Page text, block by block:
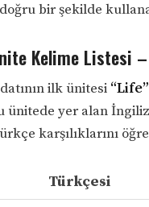
bir şekilde
Kelime Listesi
ilk ünitesi “Life”
ünitede yer alan
karşılıklarını
Türkçesi